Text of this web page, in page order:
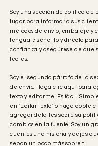
Soy una sección de política de
lugar para informar a sus
métodos de envío, embalaje y
lenguaje sencillo y directo
confianza y asegúrese de que
leales.
Soy el segundo párrafo de la
de envío. Haga clic aquí para
texto y editarme. Es fácil.
en "Editar texto" o haga doble
agregar detalles sobre su
cambios en la fuente. Soy un
cuentes una historia y dejes
sepan un poco más sobre ti.